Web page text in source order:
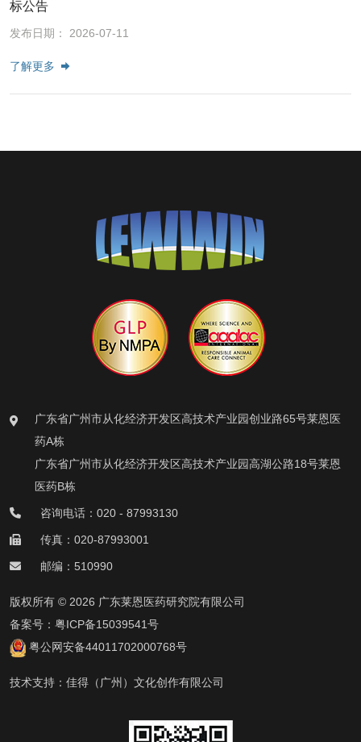
标公告
发布日期： 2026-07-11
了解更多
广东省广州市从化经济开发区高技术产业园创业路65号莱恩医
药A栋
广东省广州市从化经济开发区高技术产业园高湖公路18号莱恩
医药B栋
咨询电话：020 - 87993130
传真：020-87993001
邮编：510990
版权所有 © 2026 广东莱恩医药研究院有限公司
备案号： 粤ICP备15039541号
粤公网安备44011702000768号
技术支持： 佳得（广州）文化创作有限公司